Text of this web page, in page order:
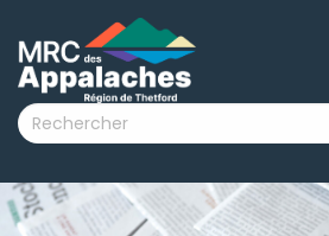
submenu (La MRC )
submenu (Citoyens )
submenu (Visiteurs )